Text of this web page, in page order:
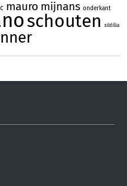
mauro mijnans onderkant
schouten sildillia